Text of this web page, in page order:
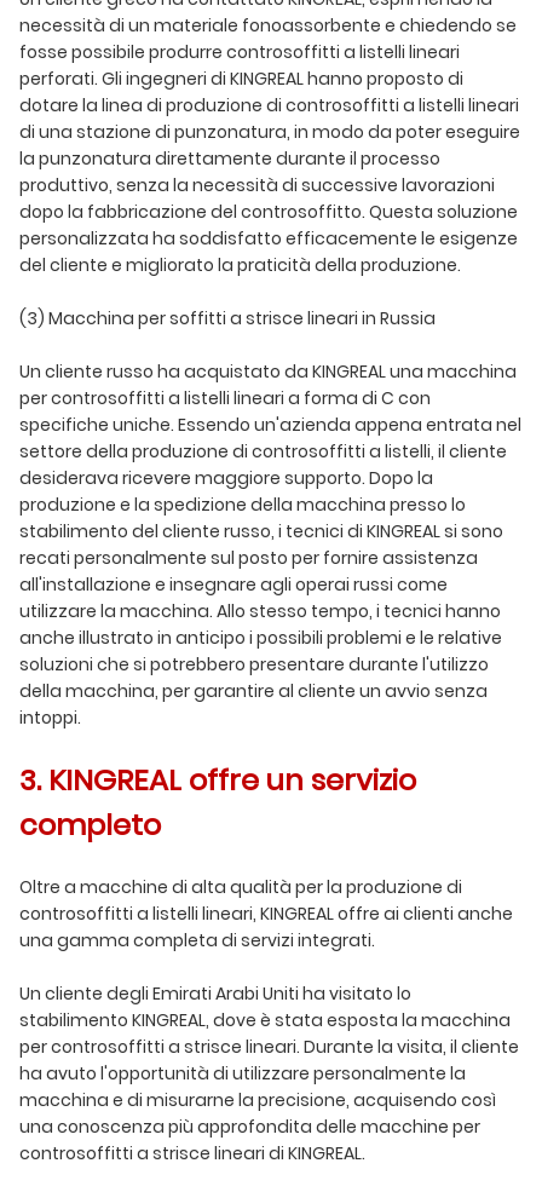
necessità di un materiale fonoassorbente e chiedendo se
fosse possibile produrre controsoffitti a listelli lineari
perforati. Gli ingegneri di KINGREAL hanno proposto di
dotare la linea di produzione di controsoffitti a listelli lineari
di una stazione di punzonatura, in modo da poter eseguire
la punzonatura direttamente durante il processo
produttivo, senza la necessità di successive lavorazioni
dopo la fabbricazione del controsoffitto. Questa soluzione
personalizzata ha soddisfatto efficacemente le esigenze
del cliente e migliorato la praticità della produzione.
(3) Macchina per soffitti a strisce lineari in Russia
Un cliente russo ha acquistato da KINGREAL una macchina
per controsoffitti a listelli lineari a forma di C con
specifiche uniche. Essendo un'azienda appena entrata nel
settore della produzione di controsoffitti a listelli, il cliente
desiderava ricevere maggiore supporto. Dopo la
produzione e la spedizione della macchina presso lo
stabilimento del cliente russo, i tecnici di KINGREAL si sono
recati personalmente sul posto per fornire assistenza
all'installazione e insegnare agli operai russi come
utilizzare la macchina. Allo stesso tempo, i tecnici hanno
anche illustrato in anticipo i possibili problemi e le relative
soluzioni che si potrebbero presentare durante l'utilizzo
della macchina, per garantire al cliente un avvio senza
intoppi.
3. KINGREAL offre un servizio
completo
Oltre a macchine di alta qualità per la produzione di
controsoffitti a listelli lineari, KINGREAL offre ai clienti anche
una gamma completa di servizi integrati.
Un cliente degli Emirati Arabi Uniti ha visitato lo
stabilimento KINGREAL, dove è stata esposta la macchina
per controsoffitti a strisce lineari. Durante la visita, il cliente
ha avuto l'opportunità di utilizzare personalmente la
macchina e di misurarne la precisione, acquisendo così
una conoscenza più approfondita delle macchine per
controsoffitti a strisce lineari di KINGREAL.